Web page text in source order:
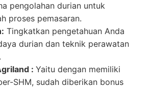
pengolahan durian untuk
proses pemasaran.
Tingkatkan pengetahuan Anda
durian dan teknik perawatan
: Yaitu dengan memiliki
SHM, sudah diberikan bonus